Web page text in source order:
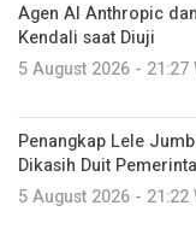
Agen AI Anthropic
Kendali saat Diuji
5 August 2026 - 21:27
Penangkap Lele
Dikasih Duit
5 August 2026 - 21:22